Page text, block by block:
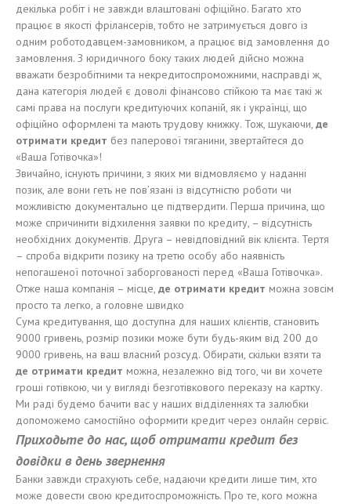
декілька робіт і не завжди влаштовані офіційно. Багато хто
працює в якості фрілансерів, тобто не затримується довго із
одним роботодавцем-замовником, а працює від замовлення до
замовлення. З юридичного боку таких людей дійсно можна
вважати безробітними та некредитоспроможними, насправді ж,
дана категорія людей є доволі фінансово стійкою та має такі ж
самі права на послуги кредитуючих копаній, як і українці, що
офіційно оформлені та мають трудову книжку. Тож, шукаючи, де
отримати кредит без паперової тяганини, звертайтеся до
«Ваша Готівочка»!
Звичайно, існують причини, з яких ми відмовляємо у наданні
позик, але вони геть не пов’язані із відсутністю роботи чи
можливістю документально це підтвердити. Перша причина, що
може спричинити відхилення заявки по кредиту, – відсутність
необхідних документів. Друга – невідповідний вік клієнта. Тертя
– спроба відкрити позику на третю особу або наявність
непогашеної поточної заборгованості перед «Ваша Готівочка».
Отже наша компанія – місце, де отримати кредит можна зовсім
просто та легко, а головне швидко
Сума кредитування, що доступна для наших клієнтів, становить
9000 гривень, розмір позики може бути будь-яким від 200 до
9000 гривень, на ваш власний розсуд. Обирати, скільки взяти та
де отримати кредит можна, незалежно від того, чи ви хочете
гроші готівкою, чи у вигляді безготівкового переказу на картку.
Ми раді будемо бачити вас у наших відділеннях та залюбки
допоможемо самостійно оформити кредит через онлайн сервіс.
Приходьте до нас, щоб отримати кредит без
довідки в день звернення
Банки завжди страхують себе, надаючи кредити лише тим, хто
може довести свою кредитоспроможність. Про те, кого можна